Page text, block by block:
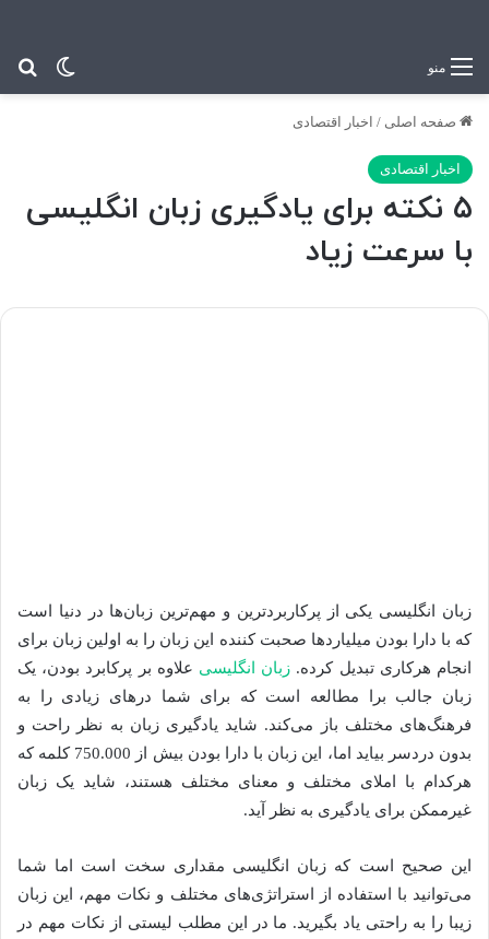
تغییر منو
صفحه اصلی / اخبار اقتصادی
اخبار اقتصادی
۵ نکته برای یادگیری زبان انگلیسی
با سرعت زیاد
زبان انگلیسی یکی از پرکاربردترین و مهم‌ترین زبان‌ها در دنیا است
که با دارا بودن میلیاردها صحبت کننده این زبان را به اولین زبان برای
انجام هرکاری تبدیل کرده. زبان انگلیسی علاوه بر پرکابرد بودن، یک
زبان جالب برا مطالعه است که برای شما درهای زیادی را به
فرهنگ‌های مختلف باز می‌کند. شاید یادگیری زبان به نظر راحت و
بدون دردسر بیاید اما، این زبان با دارا بودن بیش از 750.000 کلمه که
هرکدام با املای مختلف و معنای مختلف هستند، شاید یک زبان
غیرممکن برای یادگیری به نظر آید.
این صحیح است که زبان انگلیسی مقداری سخت است اما شما
می‌توانید با استفاده از استراتژی‌های مختلف و نکات مهم، این زبان
زیبا را به راحتی یاد بگیرید. ما در این مطلب لیستی از نکات مهم در